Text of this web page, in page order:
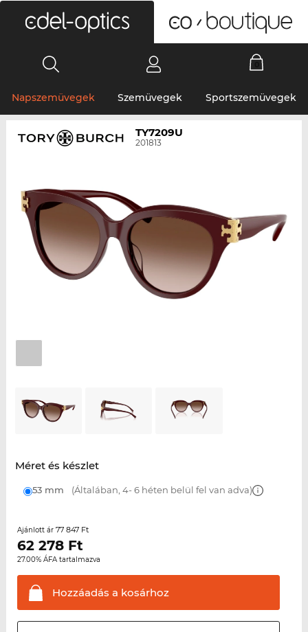
Napszemüvegek Szemüvegek Sportszemüvegek
TY7209U
201813
Méret és készlet
53 mm (Általában, 4- 6 héten belül fel van adva)
Ajánlott ár 77 847 Ft
62 278Ft
27.00% ÁFA tartalmazva
Hozzáadás a kosárhoz